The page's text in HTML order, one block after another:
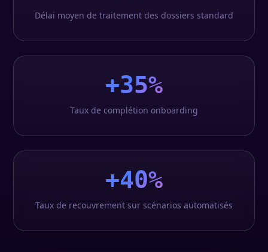
Délai moyen de traitement des dossiers standard
+35%
Taux de complétion onboarding
+40%
Taux de recouvrement sur scénarios automatisés